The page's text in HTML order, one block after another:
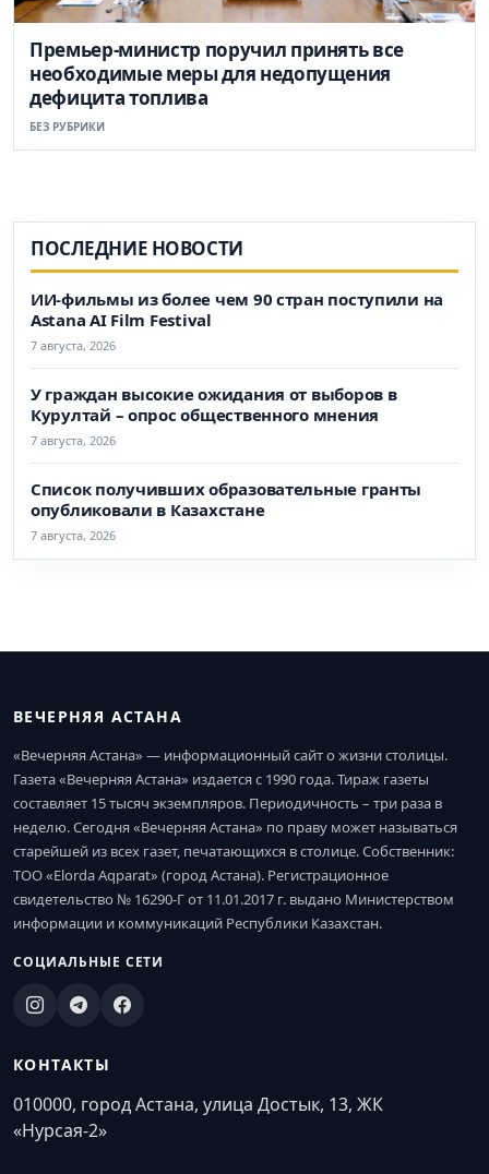
Премьер-министр поручил принять все
необходимые меры для недопущения
дефицита топлива
БЕЗ РУБРИКИ
ПОСЛЕДНИЕ НОВОСТИ
ИИ-фильмы из более чем 90 стран поступили на
Astana AI Film Festival
7 августа, 2026
У граждан высокие ожидания от выборов в
Курултай – опрос общественного мнения
7 августа, 2026
Список получивших образовательные гранты
опубликовали в Казахстане
7 августа, 2026
ВЕЧЕРНЯЯ АСТАНА
«Вечерняя Астана» — информационный сайт о жизни столицы.
Газета «Вечерняя Астана» издается с 1990 года. Тираж газеты
составляет 15 тысяч экземпляров. Периодичность – три раза в
неделю. Сегодня «Вечерняя Астана» по праву может называться
старейшей из всех газет, печатающихся в столице. Собственник:
ТОО «Elorda Aqparat» (город Астана). Регистрационное
свидетельство № 16290-Г от 11.01.2017 г. выдано Министерством
информации и коммуникаций Республики Казахстан.
СОЦИАЛЬНЫЕ СЕТИ
КОНТАКТЫ
010000, город Астана, улица Достык, 13, ЖК
«Нурсая-2»